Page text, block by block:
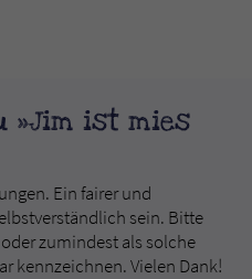
»Jim ist mies
Ein fairer und
sein. Bitte
zumindest als solche
kennzeichnen. Vielen Dank!